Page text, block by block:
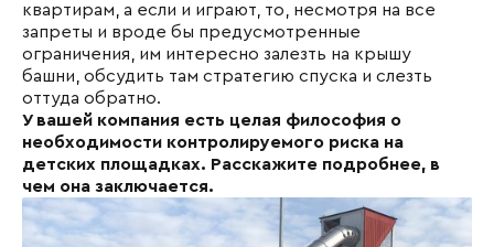
квартирам, а если и играют, то, несмотря на все
запреты и вроде бы предусмотренные
ограничения, им интересно залезть на крышу
башни, обсудить там стратегию спуска и слезть
оттуда обратно.
У вашей компания есть целая философия о
необходимости контролируемого риска на
детских площадках. Расскажите подробнее, в
чем она заключается.